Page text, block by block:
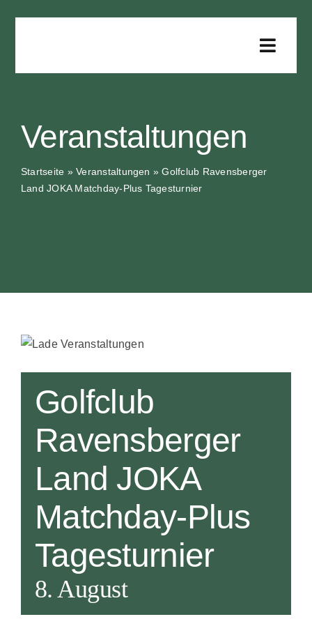
Toggle
Für Clubs
Für Sponsoren
Veranstaltungen
Startseite »Veranstaltungen »Golfclub Ravensberger
Land JOKA Matchday-Plus Tagesturnier
Golfclub
Ravensberger
Land JOKA
Matchday-Plus
Tagesturnier
8. August